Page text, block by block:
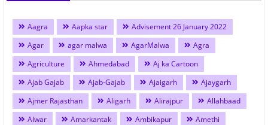
Aagra Aapka star
Advisement 26 January 2022
Agar
agar malwa AgarMalwa
Agra
Agriculture
Ahmedabad
Aj ka Cartoon
Ajab Gajab
Ajab-Gajab Ajaigarh
Ajaygarh
Ajmer Rajasthan
Aligarh Alirajpur
Allahbaad
Alwar
Amarkantak Ambikapur
Amethi